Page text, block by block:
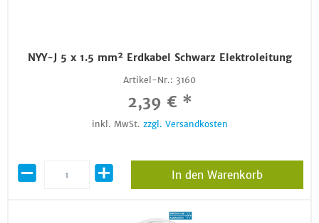
NYY-J 5 x 1.5 mm² Erdkabel Schwarz Elektroleitung
Artikel-Nr.: 3160
2,39 € *
inkl. MwSt. zzgl. Versandkosten
In den Warenkorb